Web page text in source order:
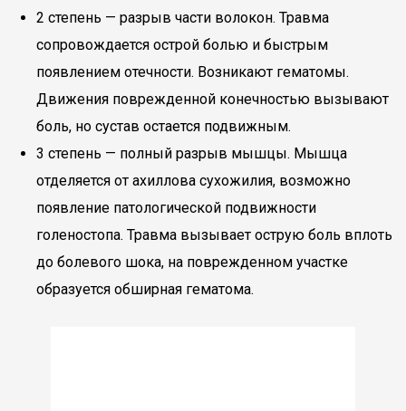
2 степень — разрыв части волокон. Травма
сопровождается острой болью и быстрым
появлением отечности. Возникают гематомы.
Движения поврежденной конечностью вызывают
боль, но сустав остается подвижным.
3 степень — полный разрыв мышцы. Мышца
отделяется от ахиллова сухожилия, возможно
появление патологической подвижности
голеностопа. Травма вызывает острую боль вплоть
до болевого шока, на поврежденном участке
образуется обширная гематома.